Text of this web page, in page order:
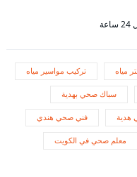
مياه تركيب مواسير مياه
سباك صحي بهدية
هدية فني صحي هندي
معلم صحي في الكويت